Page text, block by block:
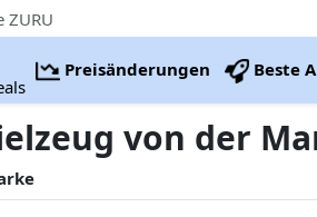
ZURU
Preisänderungen Beste
von der